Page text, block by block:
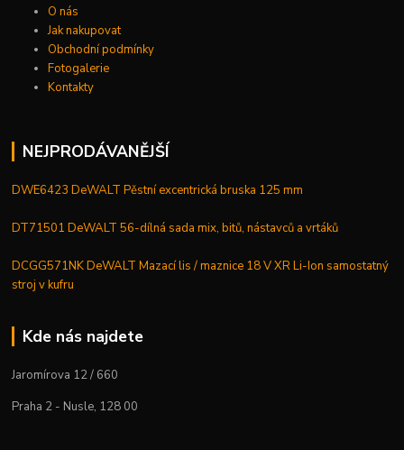
O nás
Jak nakupovat
Obchodní podmínky
Fotogalerie
Kontakty
NEJPRODÁVANĚJŠÍ
DWE6423 DeWALT Pěstní excentrická bruska 125 mm
DT71501 DeWALT 56-dílná sada mix, bitů, nástavců a vrtáků
DCGG571NK DeWALT Mazací lis / maznice 18 V XR Li-Ion samostatný
stroj v kufru
Kde nás najdete
Jaromírova 12 / 660
Praha 2 - Nusle, 128 00